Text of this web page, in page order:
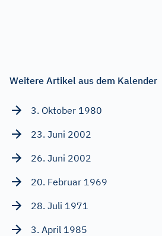
Weitere Artikel aus dem Kalender
3. Oktober 1980
23. Juni 2002
26. Juni 2002
20. Februar 1969
28. Juli 1971
3. April 1985